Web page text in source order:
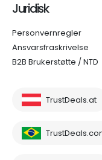
Juridisk
Personvernregler
Ansvarsfraskrivelse
B2B Brukerstøtte / NTD
TrustDeals.at